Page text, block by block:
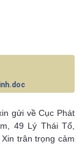
gửi về Cục Phát
49 Lý Thái Tổ,
trân trọng cảm